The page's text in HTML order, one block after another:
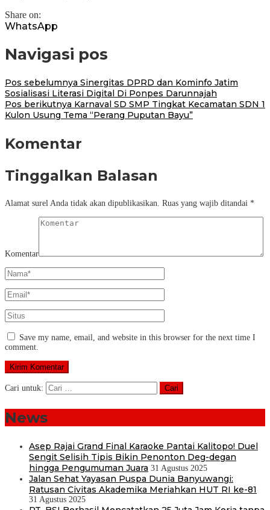
Share on:
WhatsApp
Navigasi pos
Pos sebelumnya Sinergitas DPRD dan Kominfo Jatim
Sosialisasi Literasi Digital Di Ponpes Darunnajah
Pos berikutnya Karnaval SD SMP Tingkat Kecamatan SDN 1
Kulon Usung Tema “Perang Puputan Bayu”
Komentar
Tinggalkan Balasan
Alamat surel Anda tidak akan dipublikasikan. Ruas yang wajib ditandai *
Komentar
Save my name, email, and website in this browser for the next time I
comment.
Cari untuk:
News
Asep Rajai Grand Final Karaoke Pantai Kalitopo! Duel
Sengit Selisih Tipis Bikin Penonton Deg-degan
hingga Pengumuman Juara 31 Agustus 2025
Jalan Sehat Yayasan Puspa Dunia Banyuwangi:
Ratusan Civitas Akademika Meriahkan HUT RI ke-81
31 Agustus 2025